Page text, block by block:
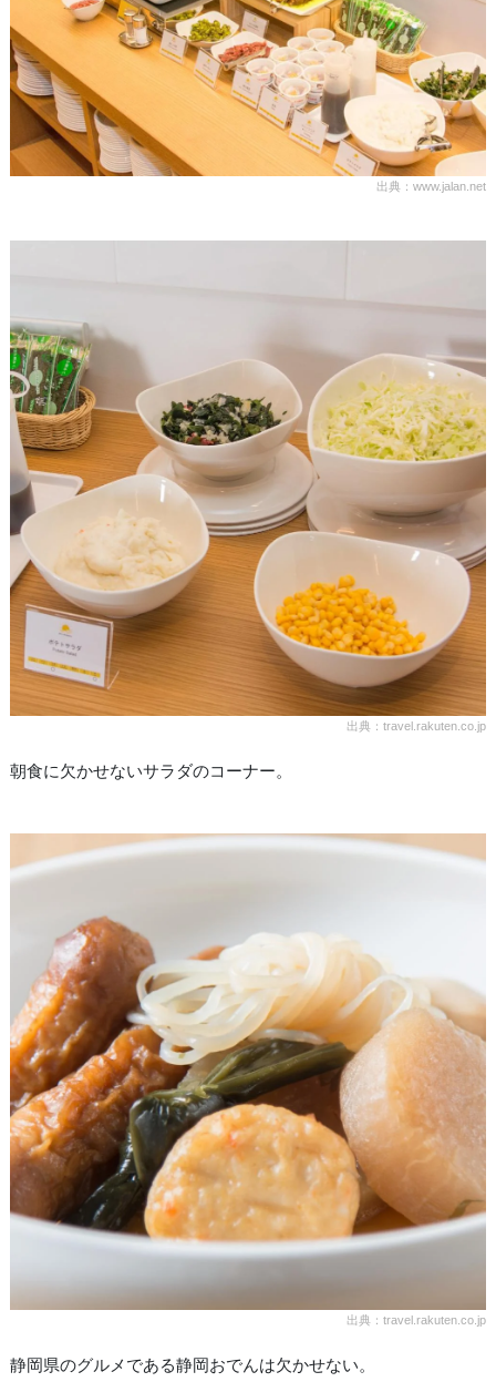
出典：www.jalan.net
出典：travel.rakuten.co.jp
朝食に欠かせないサラダのコーナー。
出典：travel.rakuten.co.jp
静岡県のグルメである静岡おでんは欠かせない。